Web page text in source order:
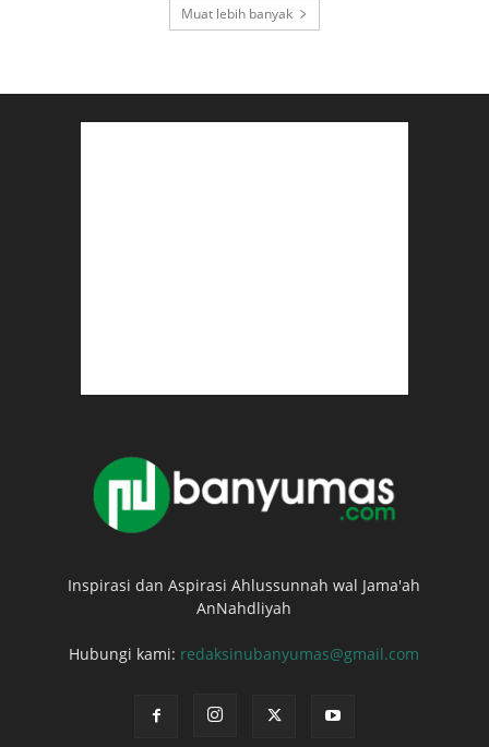
Muat lebih banyak
Inspirasi dan Aspirasi Ahlussunnah wal Jama'ah
AnNahdliyah
Hubungi kami: redaksinubanyumas@gmail.com